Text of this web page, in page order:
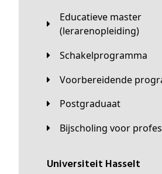
Educatieve master
(lerarenopleiding)
Schakelprogramma
Voorbereidende
Postgraduaat
Bijscholing voor
universiteit Hasselt